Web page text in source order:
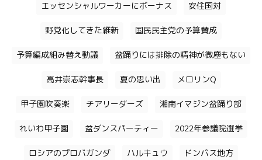
エッセンシャルワーカーにボーナス 安住国対
野党化してきた維新 国民民主党の予算賛成
予算編成組み替え動議 盆踊りには排除の精神が微塵もない
高井崇志幹事長 夏の思い出 メロリンQ
甲子園吹奏楽 チアリーダーズ 湘南イマジン盆踊り部
れいわ甲子園 盆ダンスパーティー 2022年参議院選挙
ロシアのプロバガンダ ハルキュウ ドンパス地方